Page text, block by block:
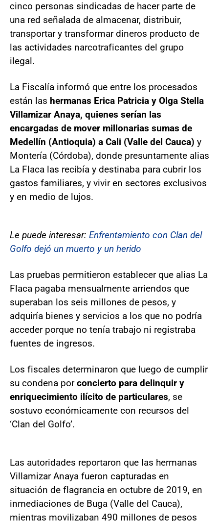
cinco personas sindicadas de hacer parte de
una red señalada de almacenar, distribuir,
transportar y transformar dineros producto de
las actividades narcotraficantes del grupo
ilegal.
La Fiscalía informó que entre los procesados
están las hermanas Erica Patricia y Olga Stella
Villamizar Anaya, quienes serían las
encargadas de mover millonarias sumas de
Medellín (Antioquia) a Cali (Valle del Cauca) y
Montería (Córdoba), donde presuntamente alias
La Flaca las recibía y destinaba para cubrir los
gastos familiares, y vivir en sectores exclusivos
y en medio de lujos.
Le puede interesar: Enfrentamiento con Clan del
Golfo dejó un muerto y un herido
Las pruebas permitieron establecer que alias La
Flaca pagaba mensualmente arriendos que
superaban los seis millones de pesos, y
adquiría bienes y servicios a los que no podría
acceder porque no tenía trabajo ni registraba
fuentes de ingresos.
Los fiscales determinaron que luego de cumplir
su condena porconcierto para delinquir y
enriquecimiento ilícito de particulares, se
sostuvo económicamente con recursos del
‘Clan del Golfo’.
Las autoridades reportaron que las hermanas
Villamizar Anaya fueron capturadas en
situación de flagrancia en octubre de 2019, en
inmediaciones de Buga (Valle del Cauca),
mientras movilizaban 490 millones de pesos